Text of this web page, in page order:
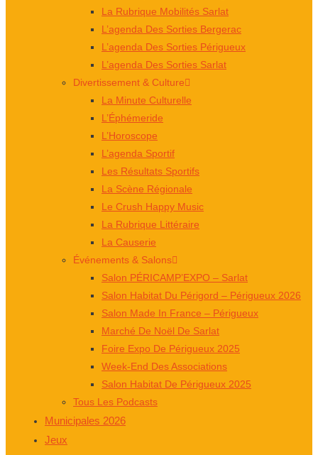
La Rubrique Mobilités Sarlat
L’agenda Des Sorties Bergerac
L’agenda Des Sorties Périgueux
L’agenda Des Sorties Sarlat
Divertissement & Culture
La Minute Culturelle
L’Éphémeride
L’Horoscope
L’agenda Sportif
Les Résultats Sportifs
La Scène Régionale
Le Crush Happy Music
La Rubrique Littéraire
La Causerie
Événements & Salons
Salon PÉRICAMP’EXPO – Sarlat
Salon Habitat Du Périgord – Périgueux 2026
Salon Made In France – Périgueux
Marché De Noël De Sarlat
Foire Expo De Périgueux 2025
Week-End Des Associations
Salon Habitat De Périgueux 2025
Tous Les Podcasts
Municipales 2026
Jeux